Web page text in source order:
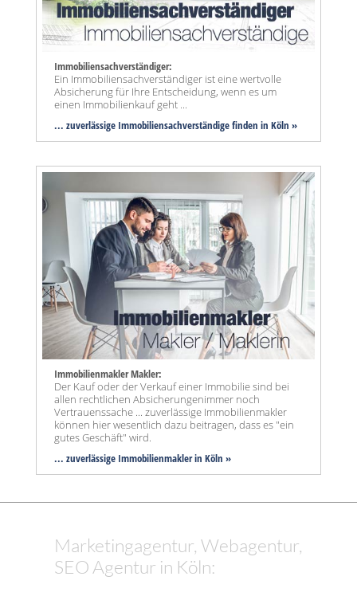
Immobiliensachverständiger:
Ein Immobiliensachverständiger ist eine wertvolle
Absicherung für Ihre Entscheidung, wenn es um
einen Immobilienkauf geht ...
... zuverlässige Immobiliensachverständige finden in Köln »
Immobilienmakler Makler:
Der Kauf oder der Verkauf einer Immobilie sind bei
allen rechtlichen Absicherungenimmer noch
Vertrauenssache ... zuverlässige Immobilienmakler
können hier wesentlich dazu beitragen, dass es "ein
gutes Geschäft" wird.
... zuverlässige Immobilienmakler in Köln »
Marketingagentur, Webagentur,
SEO Agentur in Köln: